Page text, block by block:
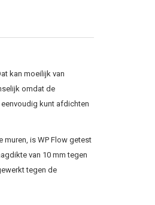
kan moeilijk van
omdat de
kunt afdichten
is WP Flow getest
van 10 mm tegen
tegen de